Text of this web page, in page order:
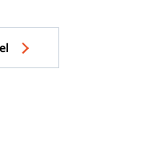
zu ihrem Abschluss.